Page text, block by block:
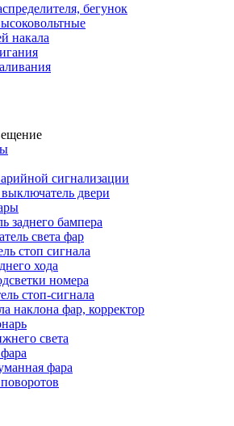
бегунок
накала
сигнализации
двери
заднего бампера
света фар
стоп сигнала
хода
номера
стоп-сигнала
наклона фар, корректор
света
фара